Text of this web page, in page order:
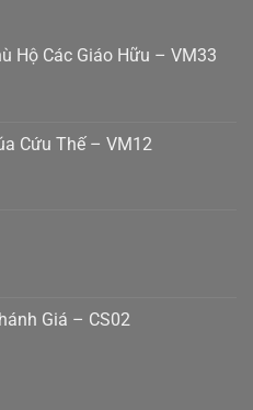
Hộ Các Giáo Hữu – VM33
Cứu Thế – VM12
Giá – CS02